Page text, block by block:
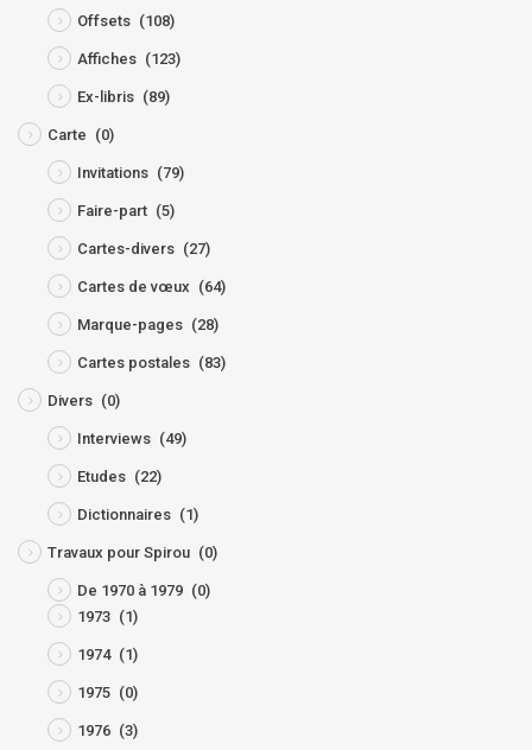
Offsets (108)
Affiches (123)
Ex-libris (89)
Carte (0)
Invitations (79)
Faire-part (5)
Cartes-divers (27)
Cartes de vœux (64)
Marque-pages (28)
Cartes postales (83)
Divers (0)
Interviews (49)
Etudes (22)
Dictionnaires (1)
Travaux pour Spirou (0)
De 1970 à 1979 (0)
1973 (1)
1974 (1)
1975 (0)
1976 (3)